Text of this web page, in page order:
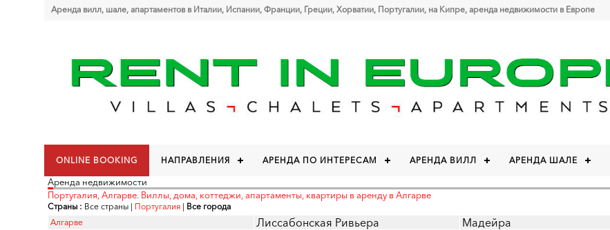
Аренда вилл, шале, апартаментов в Италии, Испании, Франции, Греции, Хорватии, Португалии, на Кипре, аренда недвижимости в Европе
ONLINE BOOKING НАПРАВЛЕНИЯ АРЕНДА ПО ИНТЕРЕСАМ АРЕНДА ВИЛЛ АРЕНДА ШАЛЕ
Аренда недвижимости
Португалия, Алгарве. Виллы, дома, коттеджи, апартаменты, квартиры в аренду в Алгарве
Страны : Все страны | Португалия | Все города
Алгарве
Лиссабонская Ривьера Мадейра